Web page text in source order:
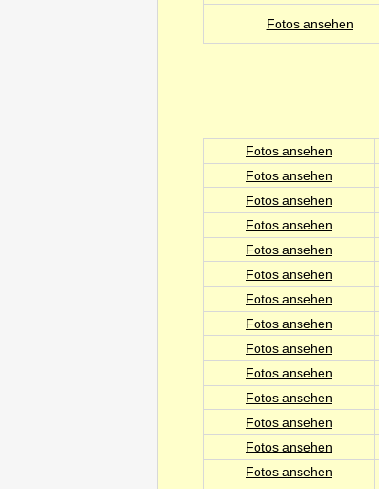
Fotos ansehen
Fotos ansehen
Fotos ansehen
Fotos ansehen
Fotos ansehen
Fotos ansehen
Fotos ansehen
Fotos ansehen
Fotos ansehen
Fotos ansehen
Fotos ansehen
Fotos ansehen
Fotos ansehen
Fotos ansehen
Fotos ansehen